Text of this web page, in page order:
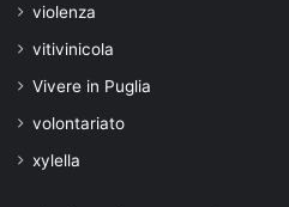
violenza
vitivinicola
Vivere in Puglia
volontariato
xylella